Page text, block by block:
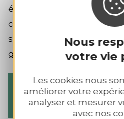
Nous
votre vie
Les cookies nous
améliorer votre
analyser et mesurer
avec nos
été adoptés et
chrétienne. Celle-ci a été
siècle, comme l’indique
gravée.
Ecoutez
Sainte